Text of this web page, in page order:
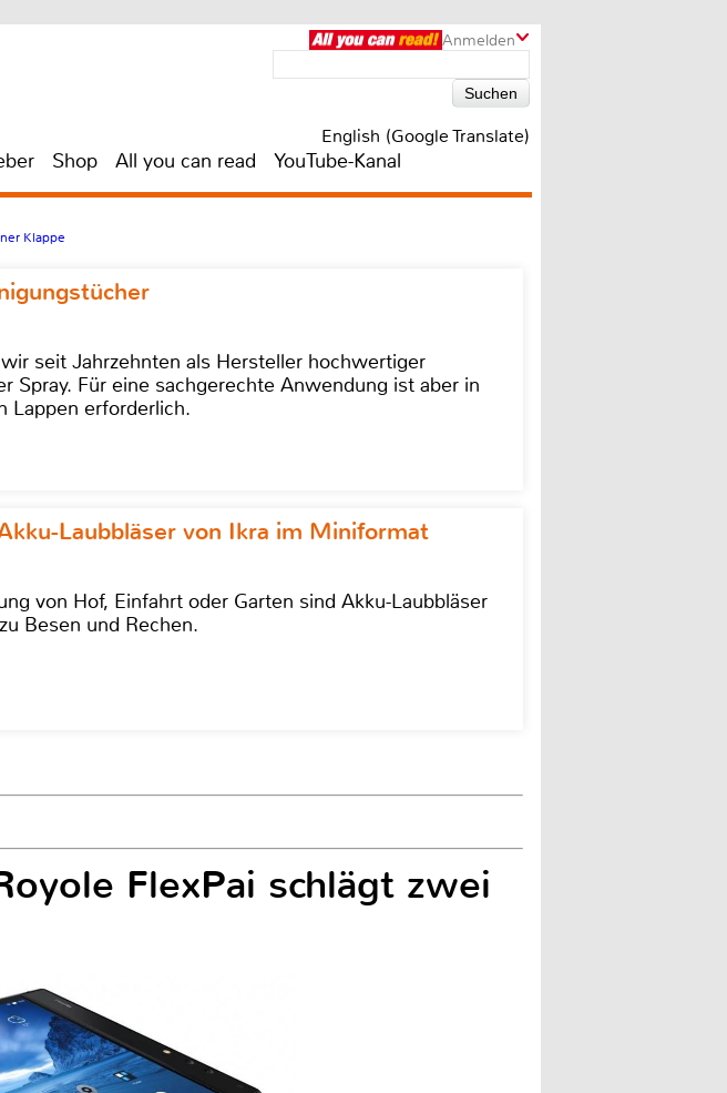
Anmelden
English (Google Translate)
Shop All you can read YouTube-Kanal
Klappe
seit Jahrzehnten als Hersteller hochwertiger
Spray. Für eine sachgerechte Anwendung ist aber in
Lappen erforderlich.
Laubbläser von Ikra im Miniformat
von Hof, Einfahrt oder Garten sind Akku-Laubbläser
Besen und Rechen.
FlexPai schlägt zwei